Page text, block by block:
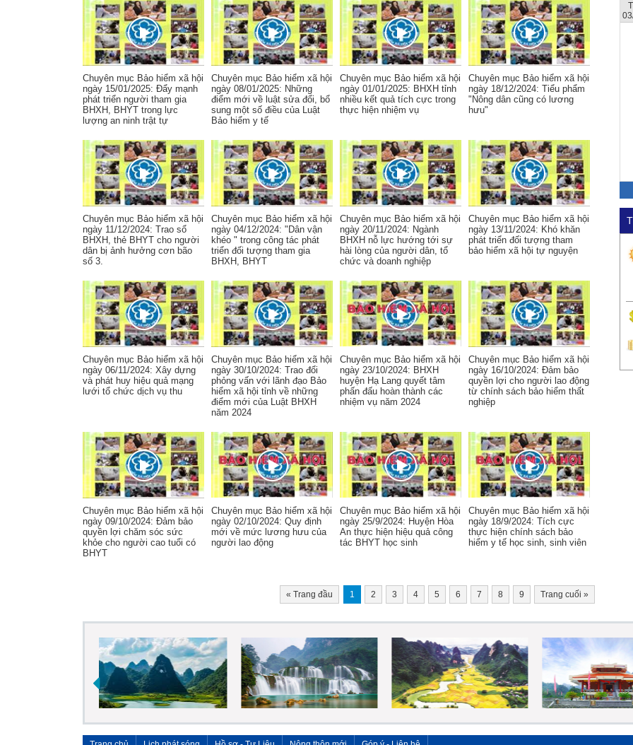
Chuyên mục Bảo hiểm xã hội
ngày 15/01/2025: Đẩy mạnh
phát triển người tham gia
BHXH, BHYT trong lực
lượng an ninh trật tự
Chuyên mục Bảo hiểm xã hội
ngày 08/01/2025: Những
điểm mới về luật sửa đổi, bổ
sung một số điều của Luật
Bảo hiểm y tế
Chuyên mục Bảo hiểm xã hội
ngày 01/01/2025: BHXH tỉnh
nhiều kết quả tích cực trong
thực hiện nhiệm vụ
Chuyên mục Bảo hiểm xã hội
ngày 18/12/2024: Tiểu phẩm
"Nông dân cũng có lương
hưu"
Chuyên mục Bảo hiểm xã hội
ngày 11/12/2024: Trao sổ
BHXH, thẻ BHYT cho người
dân bị ảnh hưởng cơn bão
số 3.
Chuyên mục Bảo hiểm xã hội
ngày 04/12/2024: "Dân vận
khéo " trong công tác phát
triển đối tượng tham gia
BHXH, BHYT
Chuyên mục Bảo hiểm xã hội
ngày 20/11/2024: Ngành
BHXH nỗ lực hướng tới sự
hài lòng của người dân, tổ
chức và doanh nghiệp
Chuyên mục Bảo hiểm xã hội
ngày 13/11/2024: Khó khăn
phát triển đối tượng tham
bảo hiểm xã hội tự nguyện
Chuyên mục Bảo hiểm xã hội
ngày 06/11/2024: Xây dựng
và phát huy hiệu quả mạng
lưới tổ chức dịch vụ thu
Chuyên mục Bảo hiểm xã hội
ngày 30/10/2024: Trao đổi
phỏng vấn với lãnh đạo Bảo
hiểm xã hội tỉnh về những
điểm mới của Luật BHXH
năm 2024
Chuyên mục Bảo hiểm xã hội
ngày 23/10/2024: BHXH
huyện Hạ Lang quyết tâm
phấn đấu hoàn thành các
nhiệm vụ năm 2024
Chuyên mục Bảo hiểm xã hội
ngày 16/10/2024: Đảm bảo
quyền lợi cho người lao động
từ chính sách bảo hiểm thất
nghiệp
Chuyên mục Bảo hiểm xã hội
ngày 09/10/2024: Đảm bảo
quyền lợi chăm sóc sức
khỏe cho người cao tuổi có
BHYT
Chuyên mục Bảo hiểm xã hội
ngày 02/10/2024: Quy định
mới về mức lương hưu của
người lao động
Chuyên mục Bảo hiểm xã hội
ngày 25/9/2024: Huyện Hòa
An thực hiện hiệu quả công
tác BHYT học sinh
Chuyên mục Bảo hiểm xã hội
ngày 18/9/2024: Tích cực
thực hiện chính sách bảo
hiểm y tế học sinh, sinh viên
« Trang đầu 1 2 3 4 5 6 7 8 9 Trang cuối »